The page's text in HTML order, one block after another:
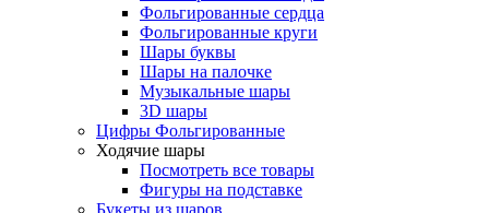
Фольгированные сердца
Фольгированные круги
Шары буквы
Шары на палочке
Музыкальные шары
3D шары
Цифры Фольгированные
Ходячие шары
Посмотреть все товары
Фигуры на подставке
Букеты из шаров